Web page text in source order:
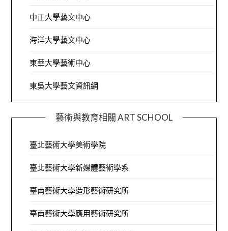
中正大學藝文中心
海洋大學藝文中心
東華大學藝術中心
東吳大學藝文資訊網
藝術與教育相關 ART SCHOOL
臺北藝術大學美術學院
臺北藝術大學新媒體藝術學系
臺南藝術大學造形藝術研究所
臺南藝術大學應用藝術研究所